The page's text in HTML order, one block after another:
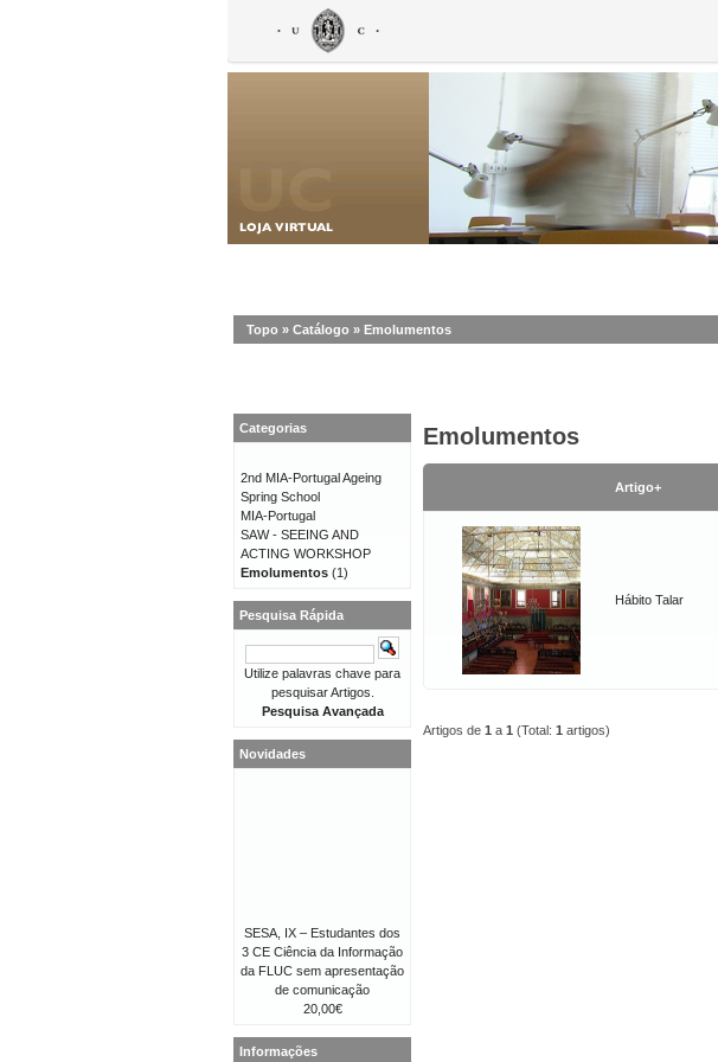
Topo » Catálogo » Emolumentos
Emolumentos
Artigo+
Hábito Talar
Artigos de 1 a 1 (Total: 1 artigos)
Categorias
2nd MIA-Portugal Ageing
Spring School
MIA-Portugal
SAW - SEEING AND
ACTING WORKSHOP
Emolumentos (1)
Pesquisa Rápida
Utilize palavras chave para
pesquisar Artigos.
Pesquisa Avançada
Novidades
SESA, IX – Estudantes dos
3 CE Ciência da Informação
da FLUC sem apresentação
de comunicação
20,00€
Informações